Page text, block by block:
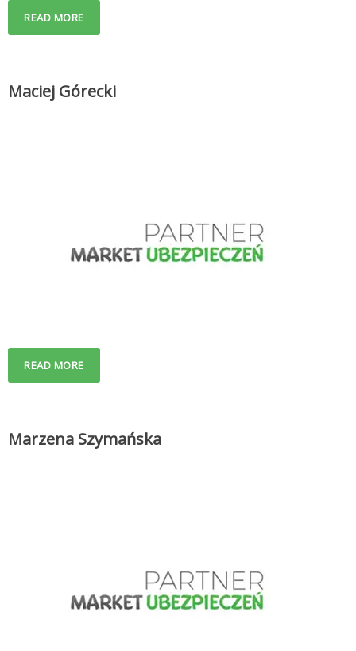
READ MORE
Maciej Górecki
READ MORE
Marzena Szymańska